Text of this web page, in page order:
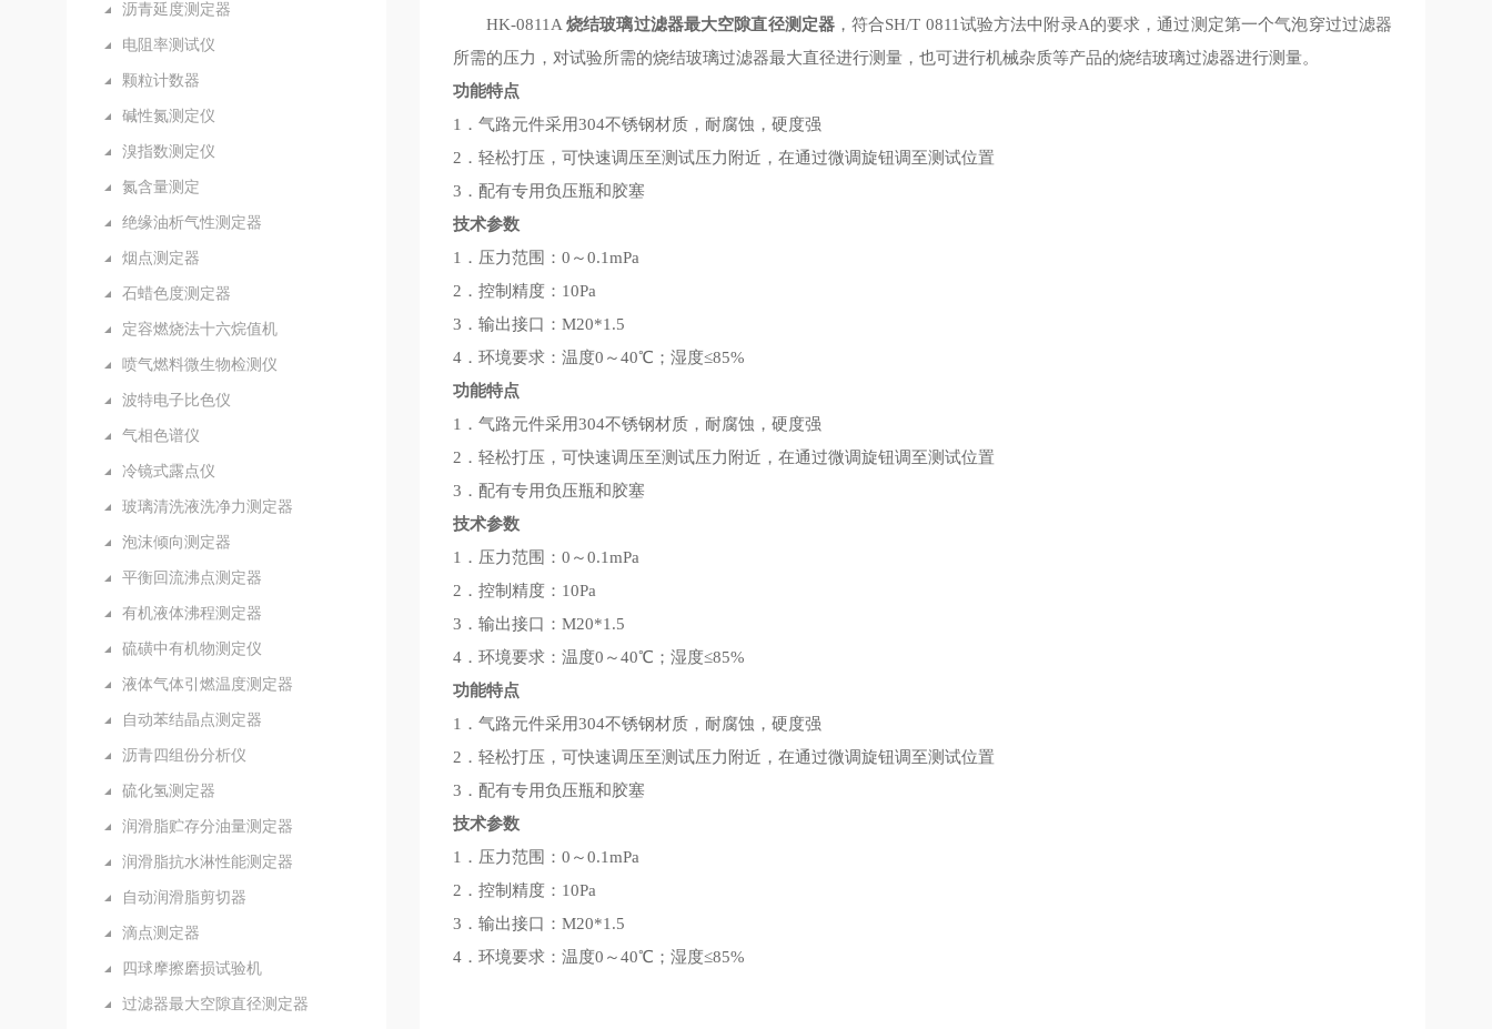
沥青延度测定器
电阻率测试仪
颗粒计数器
碱性氮测定仪
溴指数测定仪
氮含量测定
绝缘油析气性测定器
烟点测定器
石蜡色度测定器
定容燃烧法十六烷值机
喷气燃料微生物检测仪
波特电子比色仪
气相色谱仪
冷镜式露点仪
玻璃清洗液洗净力测定器
泡沫倾向测定器
平衡回流沸点测定器
有机液体沸程测定器
硫磺中有机物测定仪
液体气体引燃温度测定器
自动苯结晶点测定器
沥青四组份分析仪
硫化氢测定器
润滑脂贮存分油量测定器
润滑脂抗水淋性能测定器
自动润滑脂剪切器
滴点测定器
四球摩擦磨损试验机
过滤器最大空隙直径测定器
HK-0811A烧结玻璃过滤器最大空隙直径测定器 ，符合SH/T 0811试验方法中附录A的要求 ，通过测定第一个气泡穿过过滤器
所需的压力，对试验所需的烧结玻璃过滤器最大直径进行测量，也可进行机械杂质等产品的烧结玻璃过滤器进行测量。
功能特点
1．气路元件采用304不锈钢材质，耐腐蚀，硬度强
2．轻松打压，可快速调压至测试压力附近，在通过微调旋钮调至测试位置
3．配有专用负压瓶和胶塞
技术参数
1．压力范围：0～0.1mPa
2．控制精度：10Pa
3．输出接口：M20*1.5
4．环境要求：温度0～40℃；湿度≤85%
功能特点
1．气路元件采用304不锈钢材质，耐腐蚀，硬度强
2．轻松打压，可快速调压至测试压力附近，在通过微调旋钮调至测试位置
3．配有专用负压瓶和胶塞
技术参数
1．压力范围：0～0.1mPa
2．控制精度：10Pa
3．输出接口：M20*1.5
4．环境要求：温度0～40℃；湿度≤85%
功能特点
1．气路元件采用304不锈钢材质，耐腐蚀，硬度强
2．轻松打压，可快速调压至测试压力附近，在通过微调旋钮调至测试位置
3．配有专用负压瓶和胶塞
技术参数
1．压力范围：0～0.1mPa
2．控制精度：10Pa
3．输出接口：M20*1.5
4．环境要求：温度0～40℃；湿度≤85%